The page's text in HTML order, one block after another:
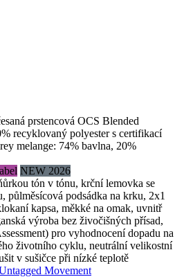
prstencová OCS Blended
recyklovaný polyester s certifikací
melange: 74% bavlna, 20%
NEW 2026
tón v tónu, krční lemovka se
půlměsícová podsádka na krku, 2x1
kapsa, měkké na omak, uvnitř
výroba bez živočišných přísad,
pro vyhodnocení dopadu na
životního cyklu, neutrální velikostní
v sušičce při nízké teplotě
Movement